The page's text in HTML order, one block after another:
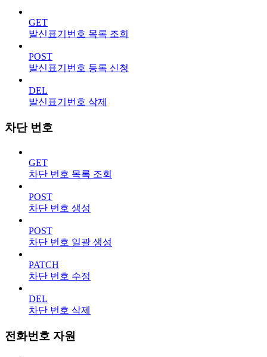
GET
발신표기번호 목록 조회
POST
발신표기번호 등록 신청
DEL
발신표기번호 삭제
차단 번호
GET
차단 번호 목록 조회
POST
차단 번호 생성
POST
차단 번호 일괄 생성
PATCH
차단 번호 수정
DEL
차단 번호 삭제
전화번호 자원